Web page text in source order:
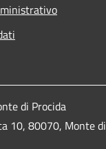
di Procida
10, 80070, Monte di